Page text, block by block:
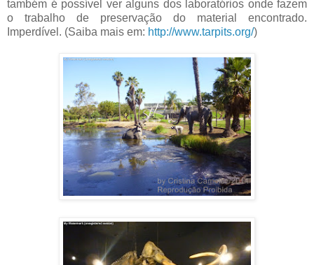
também é possível ver alguns dos laboratórios onde fazem
o trabalho de preservação do material encontrado.
Imperdível. (Saiba mais em: http://www.tarpits.org/)